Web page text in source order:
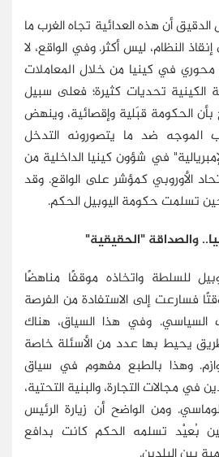
أن هذه العدائية تجاه الغرب ما
النظام، ليس أكثر. وفي الواقع، لا
محوري في كينيا من خلال المعاملات
الكينية تحديات كثيرة؛ فعلى سبيل
بأن الحكومة قبَلية وإقصائية، وينهض
الموجه ضد ما يتصورونه التدخل
في شؤون كينيا الداخلية من
الأوروبي كمؤشر على الواقع. وقد
تسلمت حكومة اليوبيل الحكم.
والصداقة "الحقيقية"
للسلطة واتخاذه موقفًا مناهضًا
فسارعت إلى الاستفادة من الفرصة
السياسي. وفي هذا السياق، هناك
يحيط بها عدد من الأسئلة خاصة
وهذا بالطبع مفهوم في سياق
في مجالات التجارة، والبنية التحتية،
ومن الواضح أن زيارة الرئيس
بُعيْد تسلمه الحكم كانت بدافع